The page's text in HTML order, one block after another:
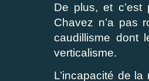
De plus, et c’est
Chavez n’a pas
caudillisme dont
verticalisme.
L’incapacité de